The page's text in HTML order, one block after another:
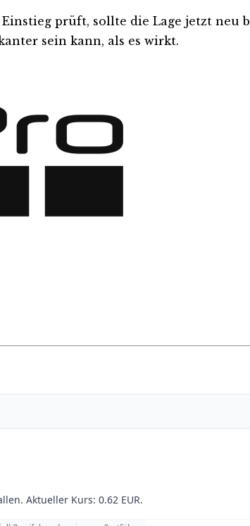
prüft, sollte die Lage jetzt
sein kann, als es wirkt.